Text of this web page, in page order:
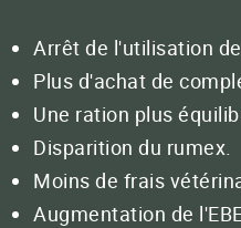
Arrêt de l'utilisation
Plus d'achat de
Une ration plus
Disparition du rumex.
Moins de frais
Augmentation de